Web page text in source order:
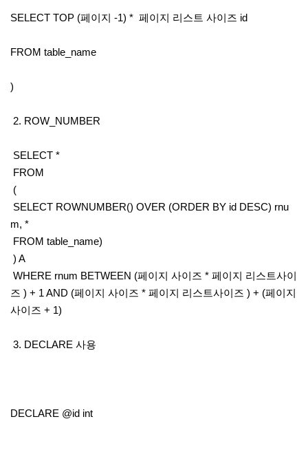
SELECT TOP (페이지 -1) * 페이지 리스트 사이즈 id
FROM table_name
)
2. ROW_NUMBER
SELECT *
FROM
(
SELECT ROWNUMBER() OVER (ORDER BY id DESC) rnu
m, *
FROM table_name)
) A
WHERE rnum BETWEEN (페이지 사이즈 * 페이지 리스트사이
즈 ) + 1 AND (페이지 사이즈 * 페이지 리스트사이즈 ) + (페이지
사이즈 + 1)
3. DECLARE 사용
DECLARE @id int